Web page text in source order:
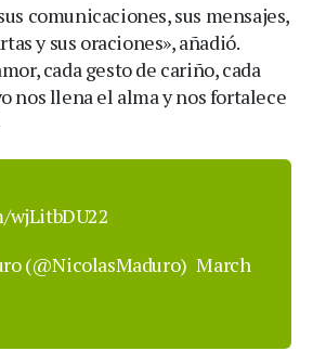
comunicaciones, sus mensajes,
y sus oraciones», añadió.
cada gesto de cariño, cada
nos llena el alma y nos fortalece
wjLitbDU22
(@NicolasMaduro) March